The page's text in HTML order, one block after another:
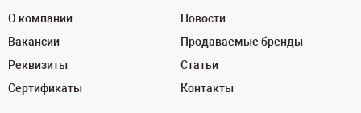
О компании
Вакансии
Реквизиты
Сертификаты
Новости
Продаваемые бренды
Статьи
Контакты